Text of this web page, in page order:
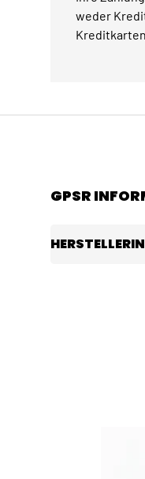
weder
GPSR